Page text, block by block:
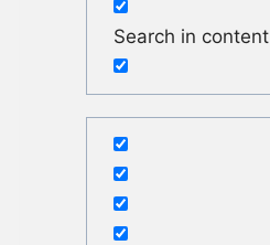
Search in content